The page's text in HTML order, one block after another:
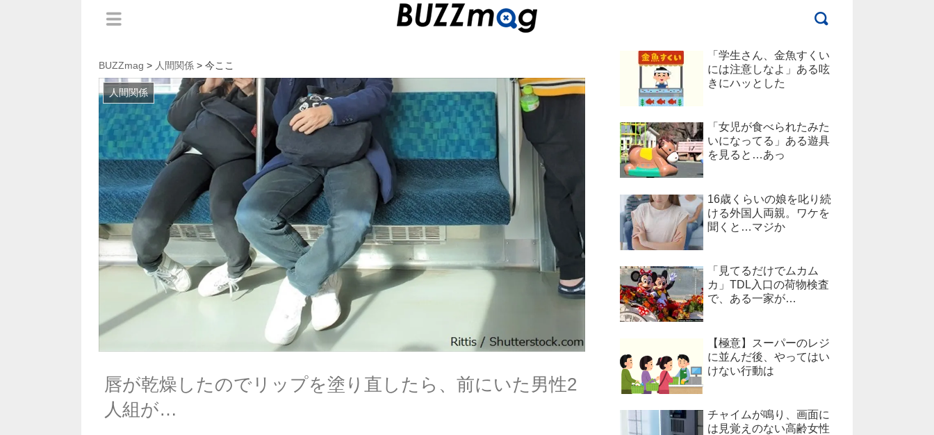
BUZZmag > 人間関係 > 今ここ
人間関係
唇が乾燥したのでリップを塗り直したら、前にいた男性2
人組が…
「学生さん、金魚すくい
には注意しなよ」ある呟
きにハッとした
「女児が食べられたみた
いになってる」ある遊具
を見ると…あっ
16歳くらいの娘を叱り続
ける外国人両親。ワケを
聞くと…マジか
「見てるだけでムカム
カ」TDL入口の荷物検査
で、ある一家が…
【極意】スーパーのレジ
に並んだ後、やってはい
けない行動は
チャイムが鳴り、画面に
は見覚えのない高齢女性